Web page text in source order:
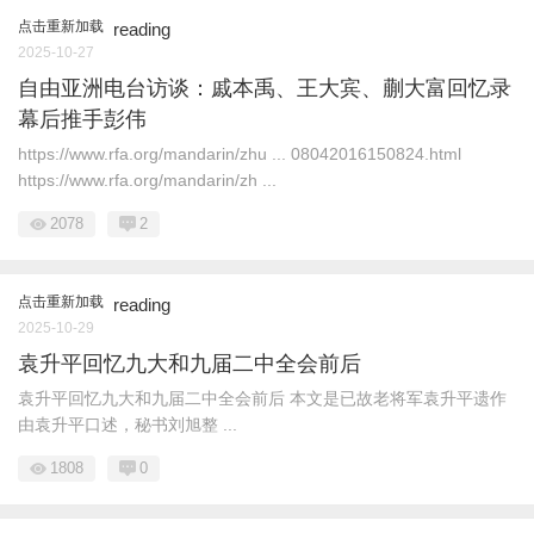
点击重新加载 reading
2025-10-27
自由亚洲电台访谈：戚本禹、王大宾、蒯大富回忆录
幕后推手彭伟
https://www.rfa.org/mandarin/zhu ... 08042016150824.html
https://www.rfa.org/mandarin/zh ...
2078 2
点击重新加载 reading
2025-10-29
袁升平回忆九大和九届二中全会前后
袁升平回忆九大和九届二中全会前后 本文是已故老将军袁升平遗作
由袁升平口述，秘书刘旭整 ...
1808 0